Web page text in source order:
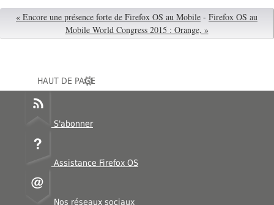
« Encore une présence forte de Firefox OS au Mobile - Firefox OS au
Mobile World Congress 2015 : Orange, »
HAUT DE PAGE
S'abonner
Assistance Firefox OS
Nos réseaux sociaux